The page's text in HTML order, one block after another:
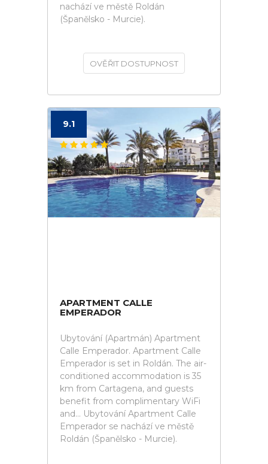
nachází ve městě Roldán
(Španělsko - Murcie).
OVĚŘIT DOSTUPNOST
9.1
APARTMENT CALLE
EMPERADOR
Ubytování (Apartmán) Apartment
Calle Emperador. Apartment Calle
Emperador is set in Roldán. The air-
conditioned accommodation is 35
km from Cartagena, and guests
benefit from complimentary WiFi
and... Ubytování Apartment Calle
Emperador se nachází ve městě
Roldán (Španělsko - Murcie).